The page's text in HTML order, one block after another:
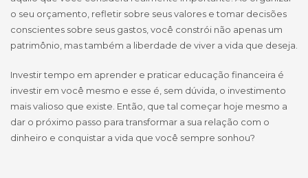
o seu orçamento, refletir sobre seus valores e tomar decisões
conscientes sobre seus gastos, você constrói não apenas um
patrimônio, mas também a liberdade de viver a vida que deseja.
Investir tempo em aprender e praticar educação financeira é
investir em você mesmo e esse é, sem dúvida, o investimento
mais valioso que existe. Então, que tal começar hoje mesmo a
dar o próximo passo para transformar a sua relação com o
dinheiro e conquistar a vida que você sempre sonhou?